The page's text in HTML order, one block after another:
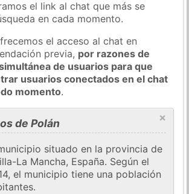
el link al chat que más se
en cada momento.
el acceso al chat en
previa, por razones de
de usuarios para que
usuarios conectados en el chat
momento.
×
de Polán
situado en la provincia de
La Mancha, España. Según el
el municipio tiene una población